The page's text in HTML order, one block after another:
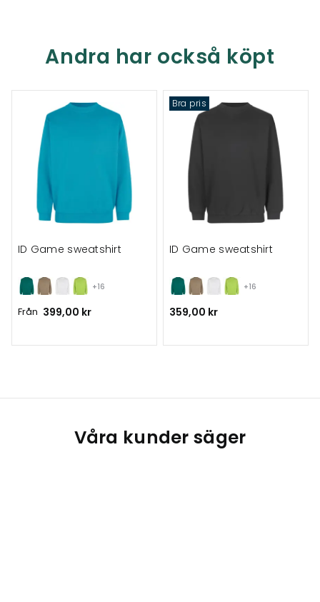
Andra har också köpt
+16
ID Game sweatshirt
Från 399,00 kr
Bra pris
+16
ID Game sweatshirt
359,00 kr
Våra kunder säger